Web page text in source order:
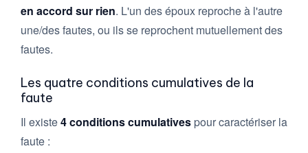
en accord sur rien. L'un des époux reproche à l'autre
une/des fautes, ou ils se reprochent mutuellement des
fautes.
Les quatre conditions cumulatives de la
faute
Il existe4 conditions cumulatives pour caractériser la
faute :